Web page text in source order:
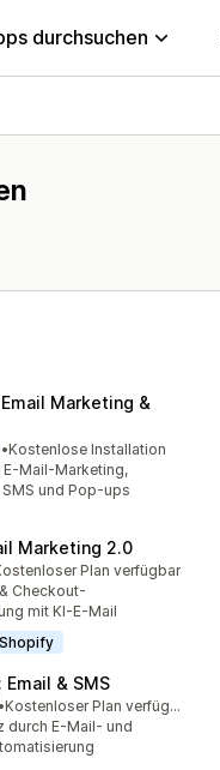
durchsuchen
Marketing &
insgesamt
•Kostenlose Installation
Mail-Marketing,
und Pop-ups
Marketing 2.0
insgesamtPlan verfügbar
Checkout-
mit KI-E-Mail
& SMS
insgesamt
•
Kostenloser Plan verfügbar
durch E-Mail- und